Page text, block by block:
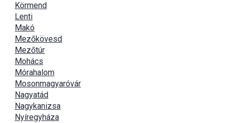
Körmend
Lenti
Makó
Mezőkövesd
Mezőtúr
Mohács
Mórahalom
Mosonmagyaróvár
Nagyatád
Nagykanizsa
Nyíregyháza